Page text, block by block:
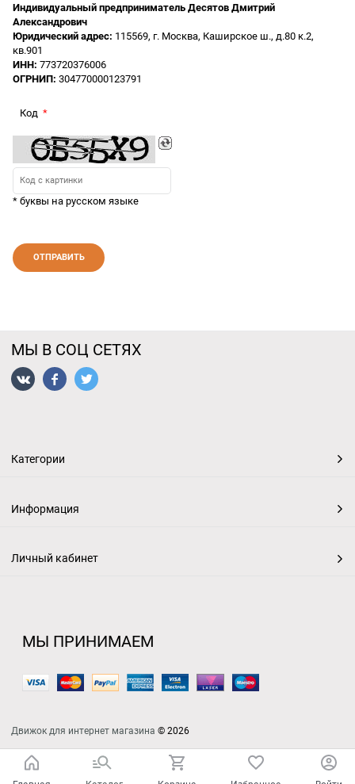
Индивидуальный предприниматель Десятов Дмитрий
Александрович
Юридический адрес: 115569, г. Москва, Каширское ш., д.80 к.2,
кв.901
ИНН: 773720376006
ОГРНИП: 304770000123791
Код
* буквы на русском языке
МЫ В СОЦ СЕТЯХ
Категории
Информация
Личный кабинет
МЫ ПРИНИМАЕМ
Движок для интернет магазина © 2026